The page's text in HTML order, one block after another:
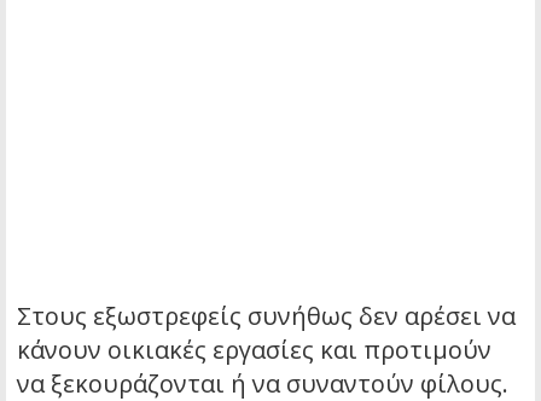
Στους εξωστρεφείς συνήθως δεν αρέσει να
κάνουν οικιακές εργασίες και προτιμούν
να ξεκουράζονται ή να συναντούν φίλους.